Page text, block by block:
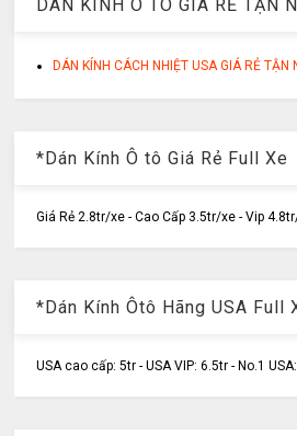
DÁN KÍNH Ô TÔ GIÁ RẺ TẬN
DÁN KÍNH CÁCH NHIỆT USA GIÁ RẺ TẬN
*Dán Kính Ô tô Giá Rẻ Full Xe
Giá Rẻ 2.8tr/xe - Cao Cấp 3.5tr/xe - Vip
*Dán Kính Ôtô Hãng USA Full
USA cao cấp: 5tr - USA VIP: 6.5tr - No.1